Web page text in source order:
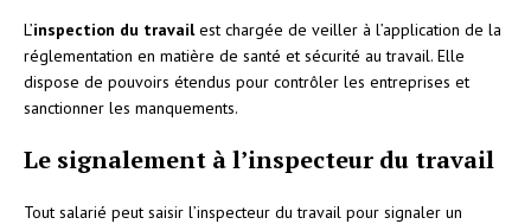
L’inspection du travailest chargée de veiller à l’application de la
réglementation en matière de santé et sécurité au travail. Elle
dispose de pouvoirs étendus pour contrôler les entreprises et
sanctionner les manquements.
Le signalement à l’inspecteur du travail
Tout salarié peut saisir l’inspecteur du travail pour signaler un